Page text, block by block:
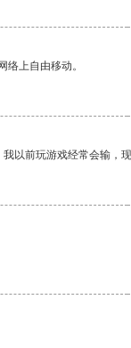
上自由移动。
以前玩游戏经常会输，